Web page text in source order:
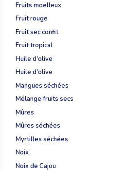
Fruits moelleux
Fruit rouge
Fruit sec confit
Fruit tropical
Huile d'olive
Huile d'olive
Mangues séchées
Mélange fruits secs
Mûres
Mûres séchées
Myrtilles séchées
Noix
Noix de Cajou